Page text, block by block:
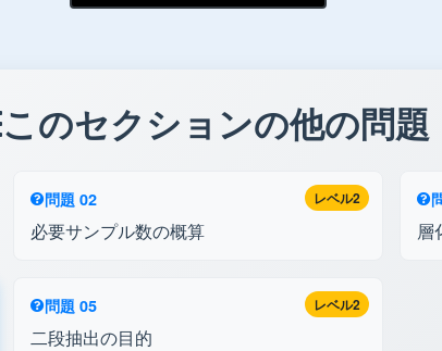
このセクションの他の問題
レベル2
問題 02
必要サンプル数の概算 層
レベル2
問題 05
二段抽出の目的